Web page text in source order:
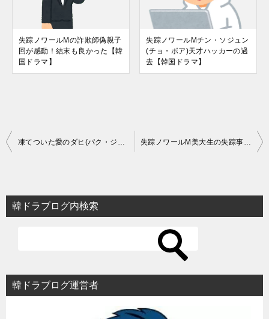
失踪ノワールMの詐欺師偽親子
回が感動！結末も良かった【韓
国ドラマ】
失踪ノワールMチン・ソジュン
(チョ・ボア)天才ハッカーの過
去【韓国ドラマ】
投
ビ
ゲ
ョ
ン
凍てついた愛のダヒ(パク・ジフ)。炎上しかかるも真実が衝撃！【韓国ドラマ】 失踪ノワールM美大生の失踪事件も切ないストーリー【韓国ドラマ】
韓ドラブログ内検索
韓ドラブログ運営者